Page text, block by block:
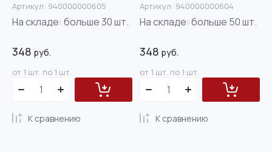
Артикул: 940000000605
На складе: больше 30шт.
348 руб.
от 1 шт. по 1 шт.
К сравнению
Артикул: 940000000604
На складе: больше 50шт.
348 руб.
от 1 шт. по 1 шт.
К сравнению